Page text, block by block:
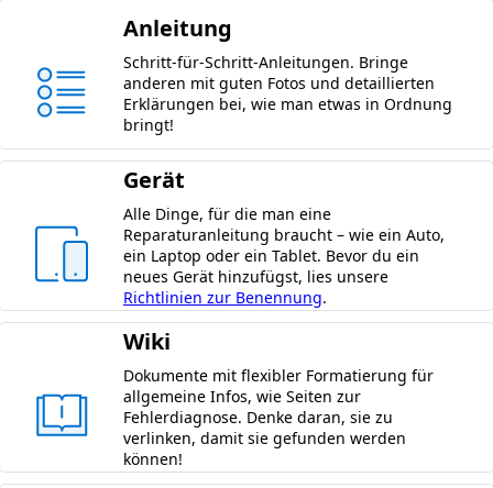
Anleitung
Schritt-für-Schritt-Anleitungen. Bringe
anderen mit guten Fotos und detaillierten
Erklärungen bei, wie man etwas in Ordnung
bringt!
Gerät
Alle Dinge, für die man eine
Reparaturanleitung braucht – wie ein Auto,
ein Laptop oder ein Tablet. Bevor du ein
neues Gerät hinzufügst, lies unsere
Richtlinien zur Benennung.
Wiki
Dokumente mit flexibler Formatierung für
allgemeine Infos, wie Seiten zur
Fehlerdiagnose. Denke daran, sie zu
verlinken, damit sie gefunden werden
können!